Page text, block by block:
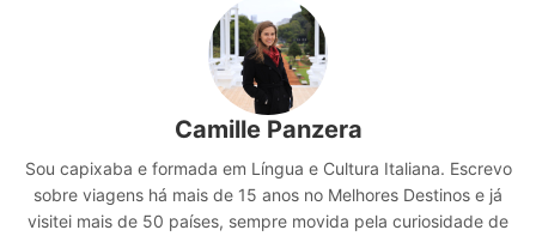
Camille Panzera
Sou capixaba e formada em Língua e Cultura Italiana. Escrevo
sobre viagens há mais de 15 anos no Melhores Destinos e já
visitei mais de 50 países, sempre movida pela curiosidade de